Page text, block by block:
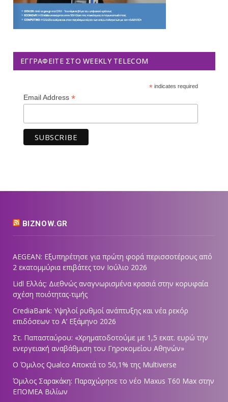
ΕΓΓΡΑΦΕΊΤΕ ΣΤΟ WEEKLY TELECOM
*indicates required
Email Address *
BIZNOW.GR
AEGEAN: Εξυπηρέτησε για πρώτη φορά περισσοτέρους από
2 εκατομμύρια επιβάτες τον Ιούλιο 2026
Lidl Ελλάς: Διεθνώς αναγνωρισμένα κρασιά στην κορυφαία
σχέση ποιότητας-τιμής
CrediaBank: Υψηλοί ρυθμοί ανάπτυξης και νέα ρεκόρ
επιδόσεων το Α’ Εξάμηνο 2026
Στ. Παπασταύρου: «Χρηματοδοτούμε με 1,5 εκατ. ευρώ την
ενεργειακή αναβάθμιση του Γηροκομείου Αθηνών»
Ο Όμιλος Qualco Αποκτά το 50,1% της Multiverse
Όμιλος Σαρακάκη: Παραχώρησε το νέο Maxus T60 Max στην
ΕΠΟΜΕΑ Βιλίων